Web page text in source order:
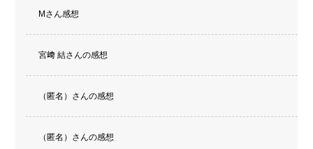
Mさん感想
宮﨑 結さんの感想
（匿名）さんの感想
（匿名）さんの感想